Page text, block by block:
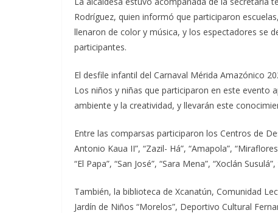
Rodríguez, quien informó que participaron
llenaron de color y música, y los espectadores se
participantes.
El desfile infantil del Carnaval Mérida Amazónico
Los niños y niñas que participaron en este evento
ambiente y la creatividad, y llevarán este
Entre las comparsas participaron los Centros de
Antonio Kaua II”, “Zazil- Há”, “Amapola”,
“El Papa”, “San José”, “Sara Mena”, “Xoclán
También, la biblioteca de Xcanatún, Comunidad
Jardín de Niños “Morelos”, Deportivo Cultural